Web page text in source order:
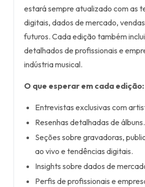
estará sempre atualizado com as
digitais, dados de mercado,
futuros. Cada edição também
detalhados de profissionais e
indústria musical.
O que esperar em cada edição:
Entrevistas exclusivas com
Resenhas detalhadas de álbuns.
Seções sobre gravadoras,
ao vivo e tendências digitais.
Insights sobre dados de
Perfis de profissionais e